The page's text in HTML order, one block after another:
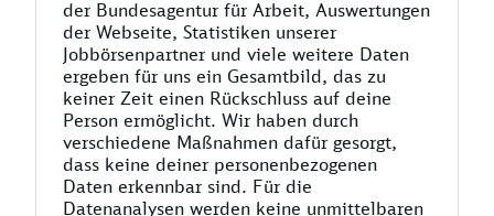
der Bundesagentur für Arbeit, Auswertungen
der Webseite, Statistiken unserer
Jobbörsenpartner und viele weitere Daten
ergeben für uns ein Gesamtbild, das zu
keiner Zeit einen Rückschluss auf deine
Person ermöglicht. Wir haben durch
verschiedene Maßnahmen dafür gesorgt,
dass keine deiner personenbezogenen
Daten erkennbar sind. Für die
Datenanalysen werden keine unmittelbaren